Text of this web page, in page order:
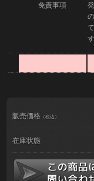
免責事項
す
販売価格 （税込）
在庫状態